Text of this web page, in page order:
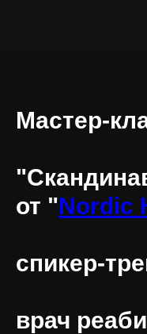
Мастер-
от "Nordic
спикер-
врач